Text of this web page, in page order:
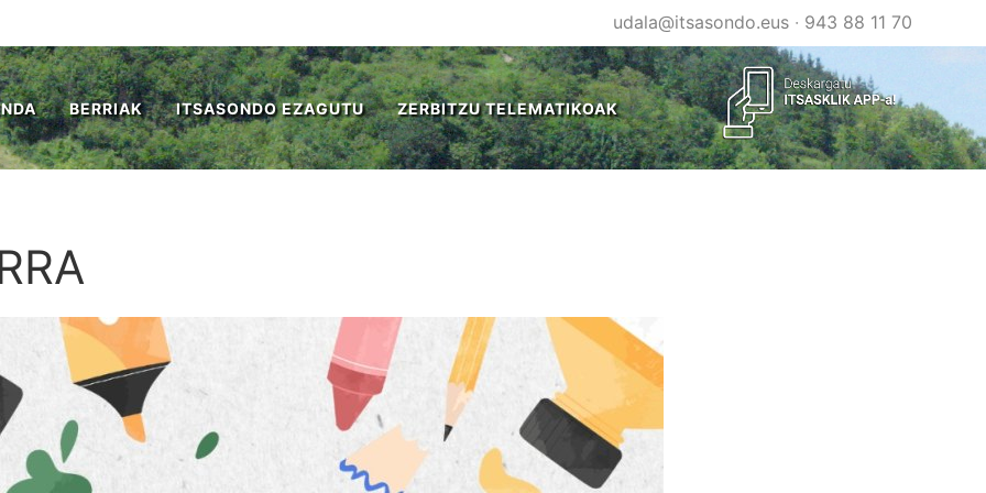
udala@itsasondo.eus· 943 88 11 70
BERRIAK ITSASONDO EZAGUTU ZERBITZU TELEMATIKOAK